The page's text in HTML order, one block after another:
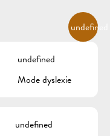
MENU
undefined
undefined
Mode dyslexie
undefined